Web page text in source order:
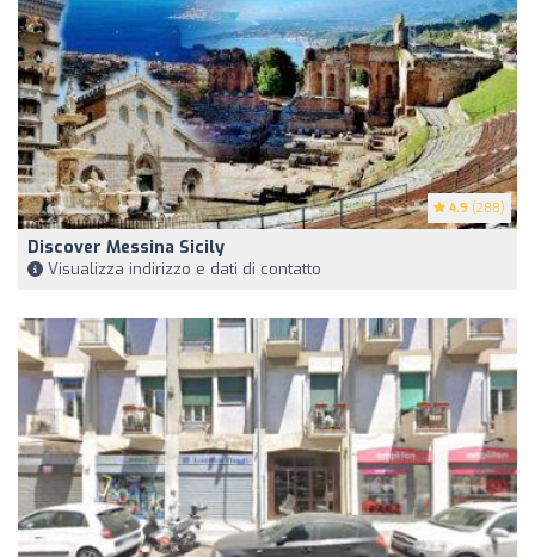
4.9 (288)
Discover Messina Sicily
Visualizza indirizzo e dati di contatto